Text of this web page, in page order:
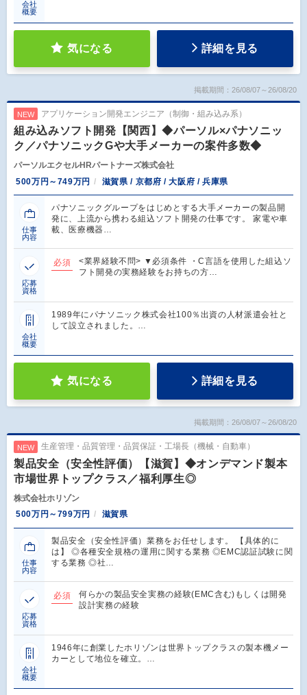
会社
概要
気になる 詳細を見る
掲載期間：26/08/07～26/08/20
NEW アプリケーション開発エンジニア（制御・組み込み系）
組み込みソフト開発【関西】◆パーソル×パナソニッ
ク／パナソニックGや大手メーカーの案件多数◆
パーソルエクセルHRパートナーズ株式会社
500万円～749万円
滋賀県 / 京都府 / 大阪府 / 兵庫県
仕事
内容
パナソニックグループをはじめとする大手メーカーの製品開
発に、上流から携わる組込ソフト開発の仕事です。 家電や車
載、医療機器…
応募
資格
必須
<業界経験不問> ▼必須条件 ・C言語を使用した組込ソ
フト開発の実務経験をお持ちの方…
会社
概要
1989年にパナソニック株式会社100％出資の人材派遣会社と
して設立されました。…
気になる 詳細を見る
掲載期間：26/08/07～26/08/20
NEW 生産管理・品質管理・品質保証・工場長（機械・自動車）
製品安全（安全性評価）【滋賀】◆オンデマンド製本
市場世界トップクラス／福利厚生◎
株式会社ホリゾン
500万円～799万円
滋賀県
仕事
内容
製品安全（安全性評価）業務をお任せします。 【具体的に
は】 ◎各種安全規格の運用に関する業務 ◎EMC認証試験に関
する業務 ◎社…
応募
資格
必須
何らかの製品安全実務の経験(EMC含む)もしくは開発
設計実務の経験
会社
概要
1946年に創業したホリゾンは世界トップクラスの製本機メー
カーとして地位を確立。…